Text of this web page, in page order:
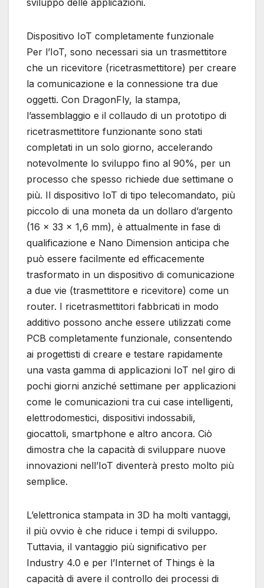
sviluppo delle applicazioni.
Dispositivo IoT completamente funzionale
Per l’IoT, sono necessari sia un trasmettitore
che un ricevitore (ricetrasmettitore) per creare
la comunicazione e la connessione tra due
oggetti. Con DragonFly, la stampa,
l’assemblaggio e il collaudo di un prototipo di
ricetrasmettitore funzionante sono stati
completati in un solo giorno, accelerando
notevolmente lo sviluppo fino al 90%, per un
processo che spesso richiede due settimane o
più. Il dispositivo IoT di tipo telecomandato, più
piccolo di una moneta da un dollaro d’argento
(16 x 33 x 1,6 mm), è attualmente in fase di
qualificazione e Nano Dimension anticipa che
può essere facilmente ed efficacemente
trasformato in un dispositivo di comunicazione
a due vie (trasmettitore e ricevitore) come un
router. I ricetrasmettitori fabbricati in modo
additivo possono anche essere utilizzati come
PCB completamente funzionale, consentendo
ai progettisti di creare e testare rapidamente
una vasta gamma di applicazioni IoT nel giro di
pochi giorni anziché settimane per applicazioni
come le comunicazioni tra cui case intelligenti,
elettrodomestici, dispositivi indossabili,
giocattoli, smartphone e altro ancora. Ciò
dimostra che la capacità di sviluppare nuove
innovazioni nell’IoT diventerà presto molto più
semplice.
L’elettronica stampata in 3D ha molti vantaggi,
il più ovvio è che riduce i tempi di sviluppo.
Tuttavia, il vantaggio più significativo per
Industry 4.0 e per l’Internet of Things è la
capacità di avere il controllo dei processi di